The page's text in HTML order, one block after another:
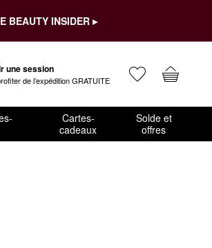
BEAUTY INSIDER ▸
une session
de l’expédition GRATUITE
Cartes-
cadeaux
Solde et
offres